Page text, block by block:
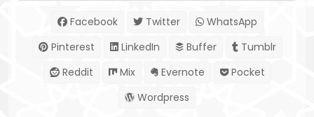
Facebook Twitter
WhatsApp
Pinterest
LinkedIn Buffer
Tumblr
Reddit
Mix Evernote
Pocket
Wordpress